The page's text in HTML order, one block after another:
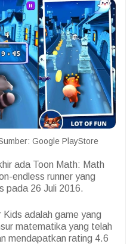
Google PlayStore
ada Toon Math: Math
endless runner yang
pada 26 Juli 2016.
adalah game yang
matematika yang telah
mendapatkan rating 4.6